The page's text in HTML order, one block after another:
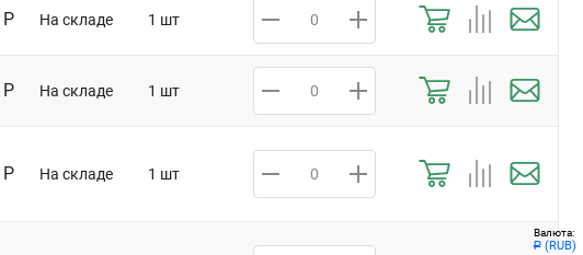
Валюта:
Р (RUB)
Р На складе 1 шт
Р На складе 1 шт
Р На складе 1 шт